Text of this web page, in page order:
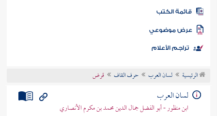
المكتبة
الكتب
موضوعي
تراجم الأعلام
الرئيسية لسان العرب حرف القاف قرض
لسان العرب
ابن منظور - أبو الفضل جمال الدين محمد بن مكرم الأنصاري